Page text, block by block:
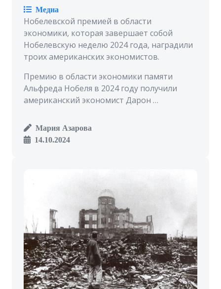
Медиа
Нобелевской премией в области
экономики, которая завершает собой
Нобелевскую неделю 2024 года, наградили
троих американских экономистов.
Премию в области экономики памяти
Альфреда Нобеля в 2024 году получили
американский экономист Дарон …
Мария Азарова
14.10.2024